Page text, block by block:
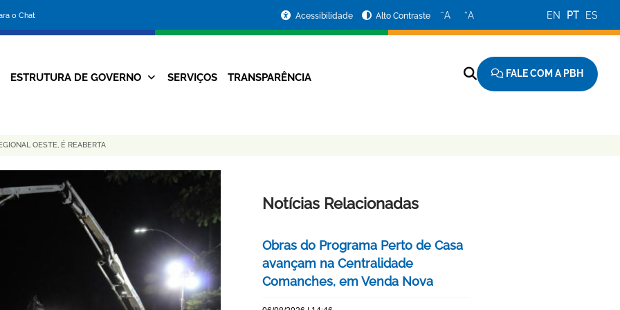
o Chat
da
Prefeitura
Acessibilidade Alto Contraste −A +A EN PT ES
Navegação
ESTRUTURA DE GOVERNO SERVIÇOS TRANSPARÊNCIA FALE COM A PBH
OESTE, É REABERTA
Notícias Relacionadas
Obras do Programa Perto de Casa
avançam na Centralidade
Comanches, em Venda Nova